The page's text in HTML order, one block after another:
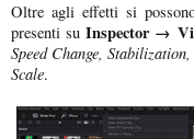
Oltre agli effetti si
presenti suInspector →
Speed Change,
Scale.